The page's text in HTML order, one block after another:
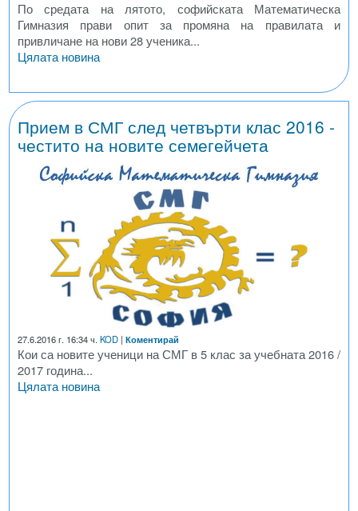
По средата на лятото, софийската Математическа
Гимназия прави опит за промяна на правилата и
привличане на нови 28 ученика...
Цялата новина
Прием в СМГ след четвърти клас 2016 -
честито на новите семегейчета
27.6.2016 г. 16:34 ч.KOD | Коментирай
Кои са новите ученици на СМГ в 5 клас за учебната 2016 /
2017 година...
Цялата новина